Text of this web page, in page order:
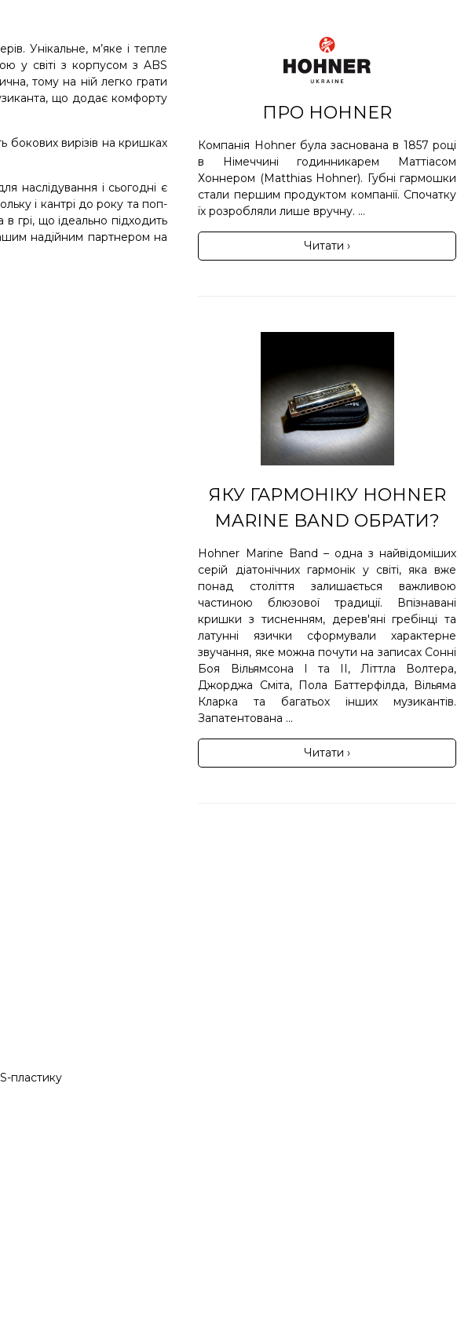
Унікальне, м’яке і тепле
у світі з корпусом з ABS
тому на ній легко грати
що додає комфорту
бокових вирізів на кришках
наслідування і сьогодні є
і кантрі до року та поп-
грі, що ідеально підходить
надійним партнером на
пластику
ПРО HOHNER
Компанія Hohner була заснована в 1857 році
в Німеччині годинникарем Маттіасом
Хоннером (Matthias Hohner). Губні гармошки
стали першим продуктом компанії. Спочатку
їх розробляли лише вручну. ...
Читати ›
ЯКУ ГАРМОНІКУ HOHNER
MARINE BAND ОБРАТИ?
Hohner Marine Band – одна з найвідоміших
серій діатонічних гармонік у світі, яка вже
понад століття залишається важливою
частиною блюзової традиції. Впізнавані
кришки з тисненням, дерев'яні гребінці та
латунні язички сформували характерне
звучання, яке можна почути на записах Сонні
Боя Вільямсона I та II, Літтла Волтера,
Джорджа Сміта, Пола Баттерфілда, Вільяма
Кларка та багатьох інших музикантів.
Запатентована ...
Читати ›